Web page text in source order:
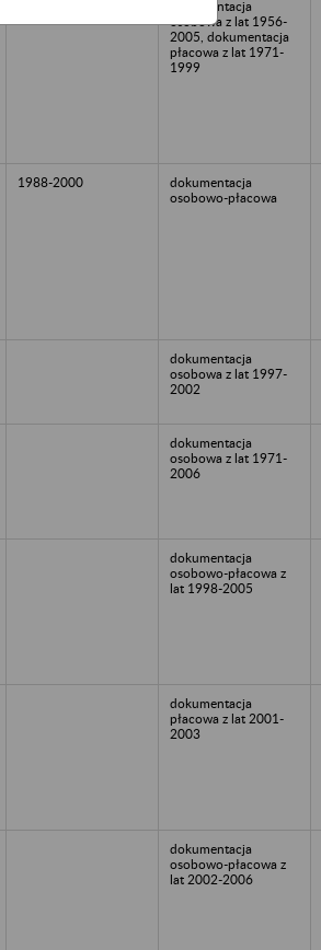
dokumentacja
osobowa z lat 1956-
2005, dokumentacja
płacowa z lat 1971-
1999
1988-2000
dokumentacja
osobowo-płacowa
dokumentacja
osobowa z lat 1997-
2002
dokumentacja
osobowa z lat 1971-
2006
dokumentacja
osobowo-płacowa z
lat 1998-2005
dokumentacja
płacowa z lat 2001-
2003
dokumentacja
osobowo-płacowa z
lat 2002-2006